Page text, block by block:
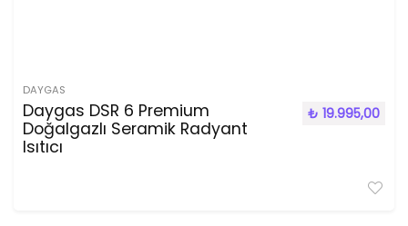
DAYGAS
Daygas DSR 6 Premium
Doğalgazlı Seramik Radyant
Isıtıcı
₺ 19.995,00